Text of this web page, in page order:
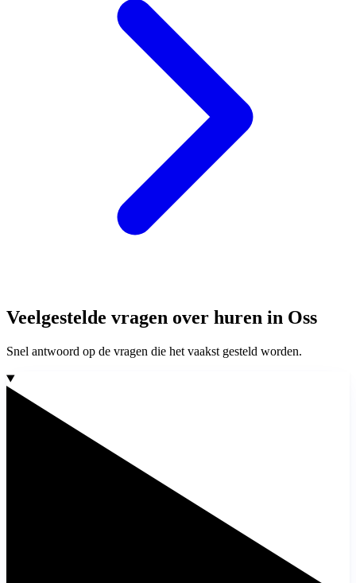
Veelgestelde vragen over huren in Oss
Snel antwoord op de vragen die het vaakst gesteld worden.